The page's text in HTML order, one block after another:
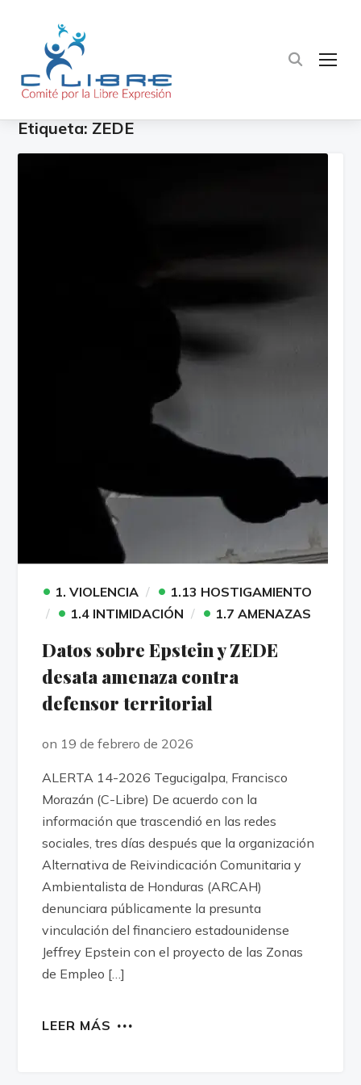
Etiqueta: ZEDE
• 1. VIOLENCIA • 1.13 HOSTIGAMIENTO
• 1.4 INTIMIDACIÓN • 1.7 AMENAZAS
Datos sobre Epstein y ZEDE
desata amenaza contra
defensor territorial
on 19 de febrero de 2026
ALERTA 14-2026 Tegucigalpa, Francisco
Morazán (C-Libre) De acuerdo con la
información que trascendió en las redes
sociales, tres días después que la organización
Alternativa de Reivindicación Comunitaria y
Ambientalista de Honduras (ARCAH)
denunciara públicamente la presunta
vinculación del financiero estadounidense
Jeffrey Epstein con el proyecto de las Zonas
de Empleo […]
LEER MÁS